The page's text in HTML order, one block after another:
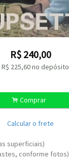
R$ 240,00
225,60no depósito
. Comprar
Calcular o frete
superficiais)
conforme fotos)